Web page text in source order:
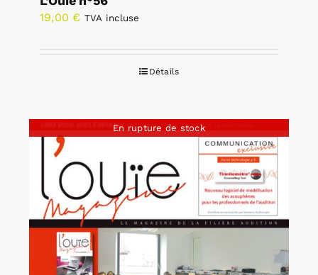
19,00 € TVA incluse
Détails
En rupture de stock